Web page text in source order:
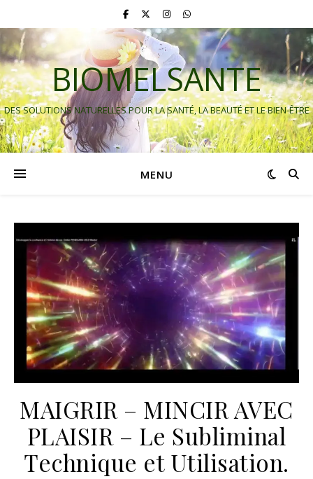
BIOMELSANTE
DES SOLUTIONS NATURELLES POUR LA SANTÉ, LA BEAUTÉ ET LE BIEN-ÊTRE
MENU
MAIGRIR – MINCIR AVEC
PLAISIR – Le Subliminal
Technique et Utilisation.